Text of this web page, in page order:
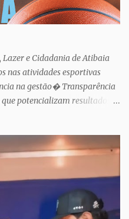
Lazer e Cidadania de Atibaia
nas atividades esportivas
na gestão� Transparência
potencializam resultados.